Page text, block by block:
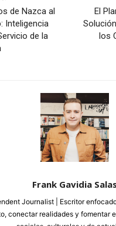
de Nazca al
Inteligencia
de la
El
los
Frank Gavidia Salas
Journalist | Escritor
conectar realidades y fomentar